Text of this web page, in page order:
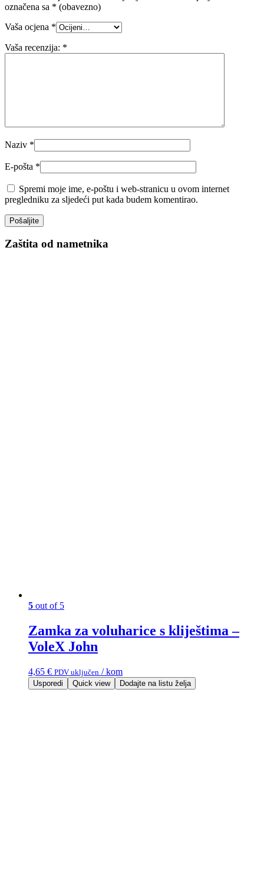
označena sa * (obavezno)
Vaša ocjena *
Vaša recenzija: *
Naziv *
E-pošta *
Spremi moje ime, e-poštu i web-stranicu u ovom internet
pregledniku za sljedeći put kada budem komentirao.
Zaštita od nametnika
5 out of 5
Zamka za voluharice s kliještima –
VoleX John
4,65 € PDV uključen / kom
Usporedi Quick view Dodajte na listu želja